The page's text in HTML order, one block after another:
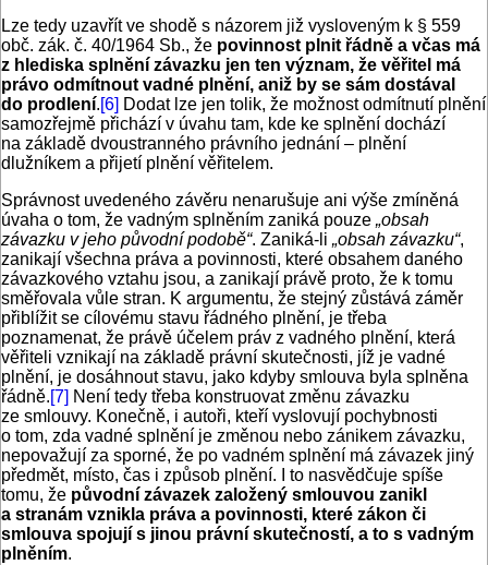
Lze tedy uzavřít ve shodě s názorem již vysloveným k § 559
obč. zák. č. 40/1964 Sb., že povinnost plnit řádně a včas má
z hlediska splnění závazku jen ten význam, že věřitel má
právo odmítnout vadné plnění, aniž by se sám dostával
do prodlení.[6] Dodat lze jen tolik, že možnost odmítnutí plnění
samozřejmě přichází v úvahu tam, kde ke splnění dochází
na základě dvoustranného právního jednání – plnění
dlužníkem a přijetí plnění věřitelem.
Správnost uvedeného závěru nenarušuje ani výše zmíněná
úvaha o tom, že vadným splněním zaniká pouze „obsah
závazku v jeho původní podobě“. Zaniká-li „obsah závazku“,
zanikají všechna práva a povinnosti, které obsahem daného
závazkového vztahu jsou, a zanikají právě proto, že k tomu
směřovala vůle stran. K argumentu, že stejný zůstává záměr
přiblížit se cílovému stavu řádného plnění, je třeba
poznamenat, že právě účelem práv z vadného plnění, která
věřiteli vznikají na základě právní skutečnosti, jíž je vadné
plnění, je dosáhnout stavu, jako kdyby smlouva byla splněna
řádně.[7] Není tedy třeba konstruovat změnu závazku
ze smlouvy. Konečně, i autoři, kteří vyslovují pochybnosti
o tom, zda vadné splnění je změnou nebo zánikem závazku,
nepovažují za sporné, že po vadném splnění má závazek jiný
předmět, místo, čas i způsob plnění. I to nasvědčuje spíše
tomu, že původní závazek založený smlouvou zanikl
a stranám vznikla práva a povinnosti, které zákon či
smlouva spojují s jinou právní skutečností, a to s vadným
plněním.